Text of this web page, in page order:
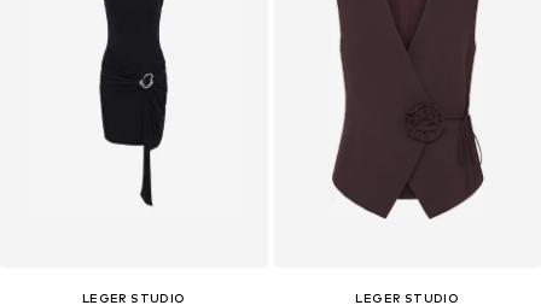
LEGER STUDIO LEGER STUDIO